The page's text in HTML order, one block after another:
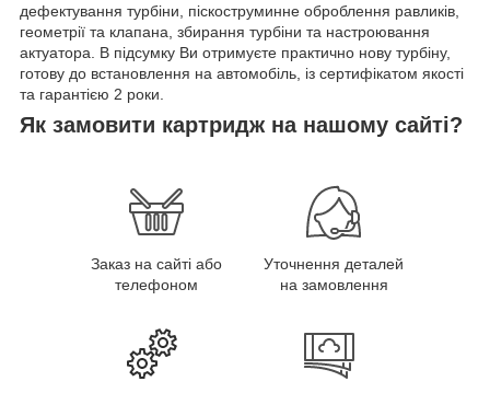
дефектування турбіни, піскоструминне оброблення равликів,
геометрії та клапана, збирання турбіни та настроювання
актуатора. В підсумку Ви отримуєте практично нову турбіну,
готову до встановлення на автомобіль, із сертифікатом якості
та гарантією 2 роки.
Як замовити картридж на нашому сайті?
Заказ на сайті або
телефоном
Уточнення деталей
на замовлення